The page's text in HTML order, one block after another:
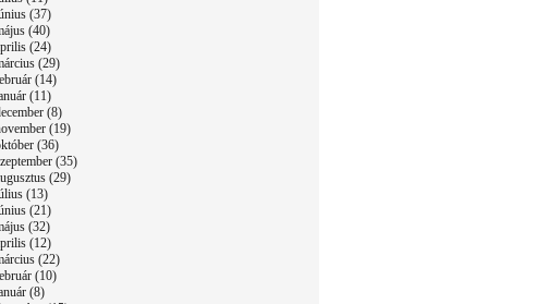
(37)
(40)
(24)
(29)
(14)
(11)
(8)
(19)
(36)
(35)
(29)
(13)
(21)
(32)
(12)
(22)
(10)
(8)